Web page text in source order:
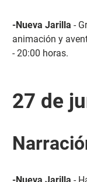
-Nueva Jarilla -
animación y
- 20:00 horas.
27 de